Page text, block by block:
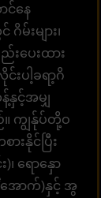
င်နေ
းများ၊
းပေးထား
းပါ့ခရာ့ဂိ
န့်နှင့်အမျှ
။ ကျွန်ုပ်တို့ဝ
းနိုင်ပြီး
ရော‌နှော
ါ်/အောက်)နှင့် အွ